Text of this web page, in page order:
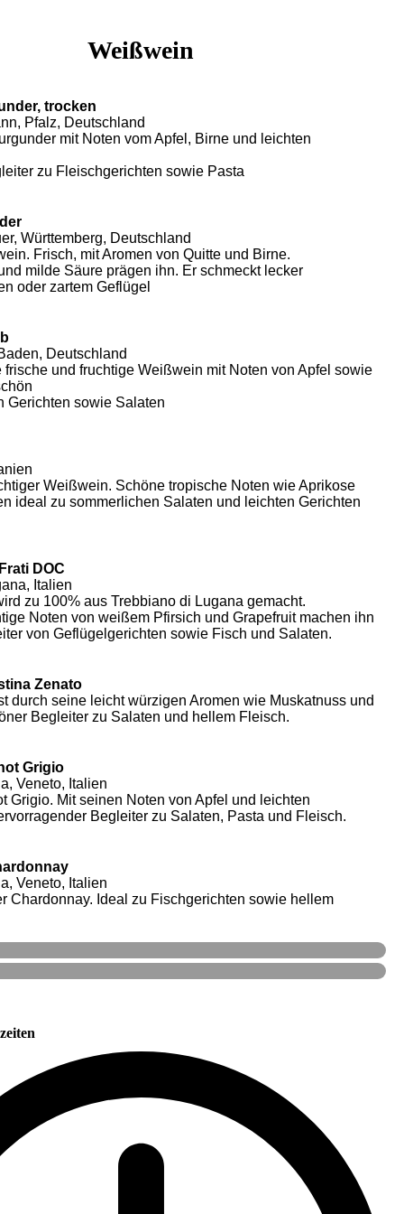
Weißwein
trocken
Pfalz, Deutschland
mit Noten vom Apfel, Birne und leichten
zu Fleischgerichten sowie Pasta
Württemberg, Deutschland
Frisch, mit Aromen von Quitte und Birne.
milde Säure prägen ihn. Er schmeckt lecker
oder zartem Geflügel
Deutschland
frische und fruchtige Weißwein mit Noten von Apfel sowie
Gerichten sowie Salaten
Weißwein. Schöne tropische Noten wie Aprikose
ideal zu sommerlichen Salaten und leichten Gerichten
DOC
Italien
zu 100% aus Trebbiano di Lugana gemacht.
Noten von weißem Pfirsich und Grapefruit machen ihn
von Geflügelgerichten sowie Fisch und Salaten.
Zenato
durch seine leicht würzigen Aromen wie Muskatnuss und
Begleiter zu Salaten und hellem Fleisch.
Grigio
Veneto, Italien
Grigio. Mit seinen Noten von Apfel und leichten
Begleiter zu Salaten, Pasta und Fleisch.
Veneto, Italien
Chardonnay. Ideal zu Fischgerichten sowie hellem